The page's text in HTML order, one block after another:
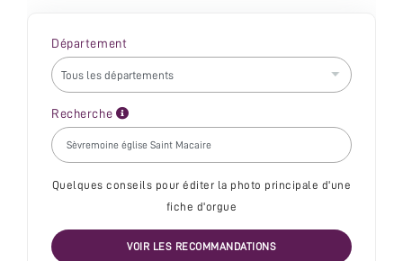
Département
Recherche
Quelques conseils pour éditer la photo principale d'une
fiche d'orgue
VOIR LES RECOMMANDATIONS